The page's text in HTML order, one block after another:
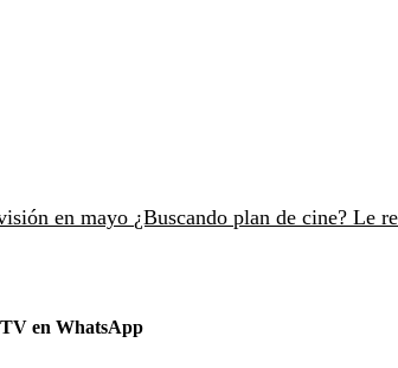
en mayo ¿Buscando plan de cine? Le
en WhatsApp